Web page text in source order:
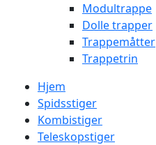
Modultrappe
Dolle trapper
Trappemåtter
Trappetrin
Hjem
Spidsstiger
Kombistiger
Teleskopstiger